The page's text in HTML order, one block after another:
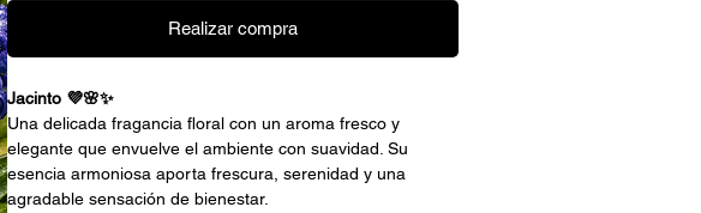
Realizar compra
Jacinto 💜🌸✨
Una delicada fragancia floral con un aroma fresco y
elegante que envuelve el ambiente con suavidad. Su
esencia armoniosa aporta frescura, serenidad y una
agradable sensación de bienestar.